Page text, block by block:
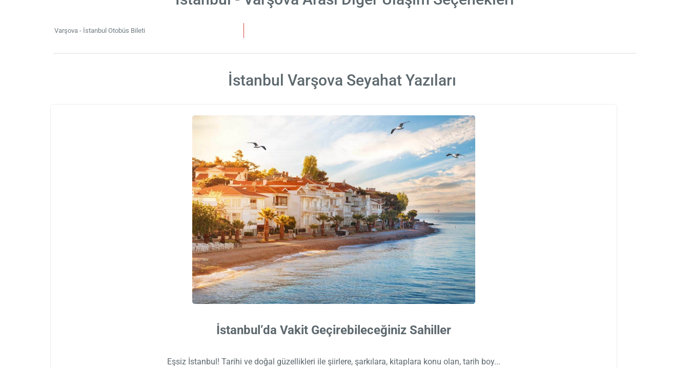
Varşova - İstanbul Otobüs Bileti
İstanbul Varşova Seyahat Yazıları
İstanbul’da Vakit Geçirebileceğiniz Sahiller
Eşsiz İstanbul! Tarihi ve doğal güzellikleri ile şiirlere, şarkılara, kitaplara konu olan, tarih boy